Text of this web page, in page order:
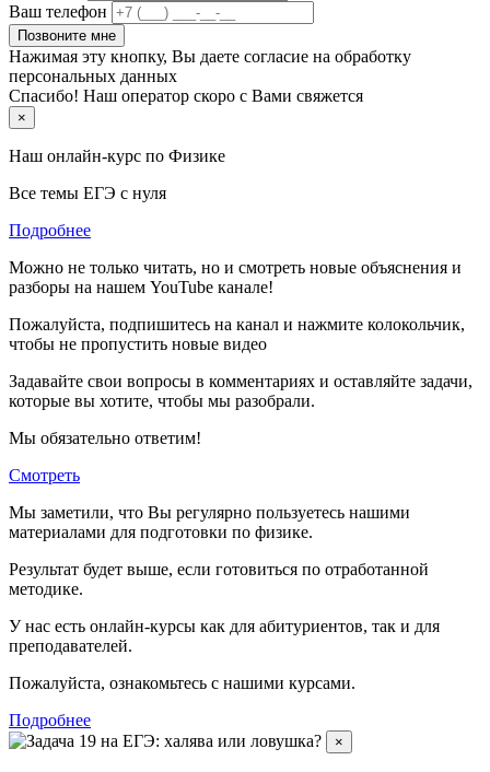
Ваш телефон
Позвоните мне
Нажимая эту кнопку, Вы даете согласие на обработку
персональных данных
Спасибо! Наш оператор скоро с Вами свяжется
×
Наш онлайн-курс по Физике
Все темы ЕГЭ с нуля
Подробнее
Можно не только читать, но и смотреть новые объяснения и
разборы на нашем YouTube канале!
Пожалуйста, подпишитесь на канал и нажмите колокольчик,
чтобы не пропустить новые видео
Задавайте свои вопросы в комментариях и оставляйте задачи,
которые вы хотите, чтобы мы разобрали.
Мы обязательно ответим!
Смотреть
Мы заметили, что Вы регулярно пользуетесь нашими
материалами для подготовки по физике.
Результат будет выше, если готовиться по отработанной
методике.
У нас есть онлайн-курсы как для абитуриентов, так и для
преподавателей.
Пожалуйста, ознакомьтесь с нашими курсами.
Подробнее
×